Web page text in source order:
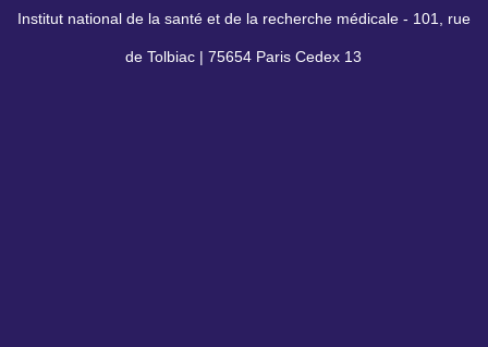
conforme)
Institut national de la santé et de la recherche médicale - 101, rue
de Tolbiac | 75654 Paris Cedex 13